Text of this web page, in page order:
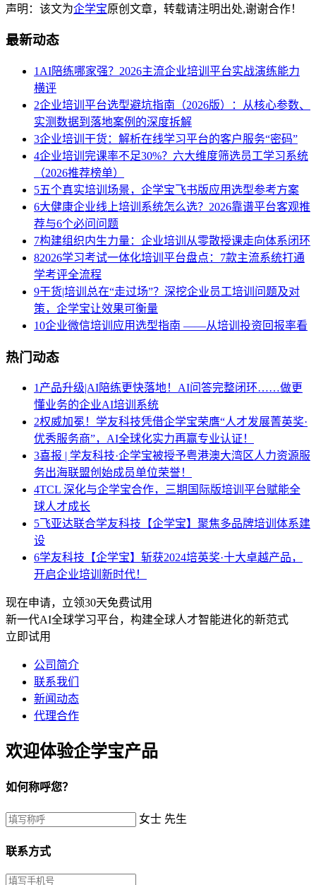
声明：该文为企学宝原创文章，转载请注明出处,谢谢合作！
最新动态
1 AI陪练哪家强？2026主流企业培训平台实战演练能力
横评
2企业培训平台选型避坑指南（2026版）：从核心参数、
实测数据到落地案例的深度拆解
3企业培训干货：解析在线学习平台的客户服务“密码”
4企业培训完课率不足30%？六大维度筛选员工学习系统
（2026推荐榜单）
5五个真实培训场景，企学宝飞书版应用选型参考方案
6大健康企业线上培训系统怎么选？2026靠谱平台客观推
荐与6个必问问题
7构建组织内生力量：企业培训从零散授课走向体系闭环
82026学习考试一体化培训平台盘点：7款主流系统打通
学考评全流程
9干货|培训总在“走过场”？深挖企业员工培训问题及对
策，企学宝让效果可衡量
10企业微信培训应用选型指南 ——从培训投资回报率看
热门动态
1 产品升级|AI陪练更快落地！AI问答完整闭环……做更
懂业务的企业AI培训系统
2权威加冕！学友科技凭借企学宝荣膺“人才发展菁英奖·
优秀服务商”，AI全球化实力再赢专业认证！
3喜报 | 学友科技·企学宝被授予粤港澳大湾区人力资源服
务出海联盟创始成员单位荣誉！
4TCL 深化与企学宝合作，三期国际版培训平台赋能全
球人才成长
5飞亚达联合学友科技【企学宝】聚焦多品牌培训体系建
设
6学友科技【企学宝】斩获2024培英奖·十大卓越产品，
开启企业培训新时代！
现在申请，立领30天免费试用
新一代AI全球学习平台，构建全球人才智能进化的新范式
立即试用
公司简介
联系我们
新闻动态
代理合作
欢迎体验企学宝产品
如何称呼您？
女士 先生
联系方式